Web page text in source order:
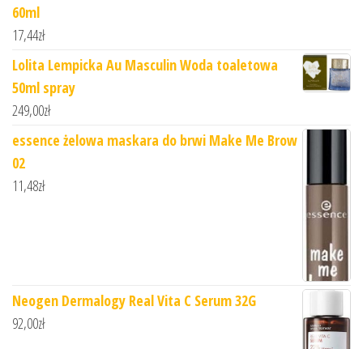
60ml
17,44zł
Lolita Lempicka Au Masculin Woda toaletowa
50ml spray
249,00zł
essence żelowa maskara do brwi Make Me Brow
02
11,48zł
Neogen Dermalogy Real Vita C Serum 32G
92,00zł